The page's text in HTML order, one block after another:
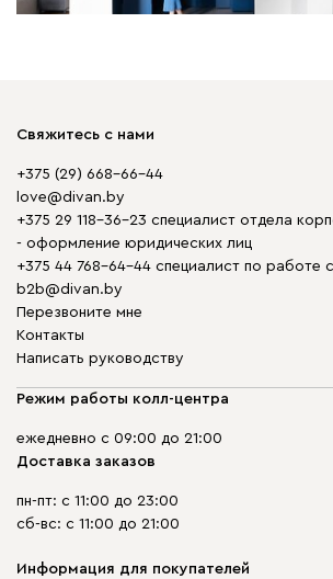
Свяжитесь с нами
+375 (29) 668-66-44
love@divan.by
+375 29 118-36-23 специалист отдела
- оформление юридических лиц
+375 44 768-64-44 специалист по работе
b2b@divan.by
Перезвоните мне
Контакты
Написать руководству
Режим работы колл-центра
ежедневно с 09:00 до 21:00
Доставка заказов
пн-пт: с 11:00 до 23:00
сб-вс: с 11:00 до 21:00
Информация для покупателей